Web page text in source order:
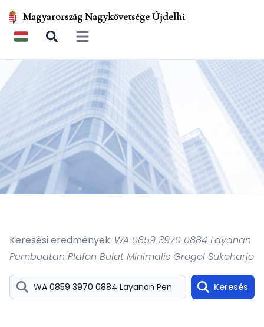
Magyarország Nagykövetsége Újdelhi
Open main menu
Search
Keresés
Keresési eredmények: WA 0859 3970 0884 Layanan
Pembuatan Plafon Bulat Minimalis Grogol Sukoharjo